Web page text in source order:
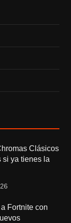
Clásicos
si ya tienes la
Fortnite con